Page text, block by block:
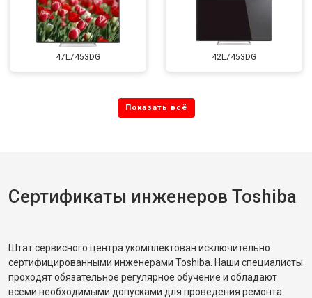
47L7453DG 42L7453DG
Сертификаты инженеров Toshiba
Штат сервисного центра укомплектован исключительно
сертифицированными инженерами Toshiba. Наши специалисты
проходят обязательное регулярное обучение и обладают
всеми необходимыми допусками для проведения ремонта